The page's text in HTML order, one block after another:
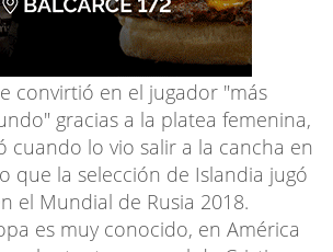
convirtió en el jugador "más
gracias a la platea femenina,
cuando lo vio salir a la cancha en
que la selección de Islandia jugó
el Mundial de Rusia 2018.
es muy conocido, en América